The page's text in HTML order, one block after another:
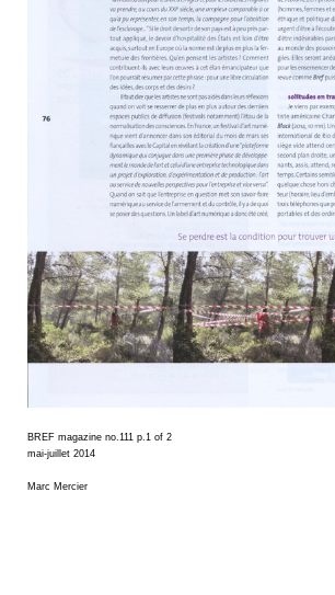
BREF magazine no.111 p.1 of 2
mai-juillet 2014
Marc Mercier